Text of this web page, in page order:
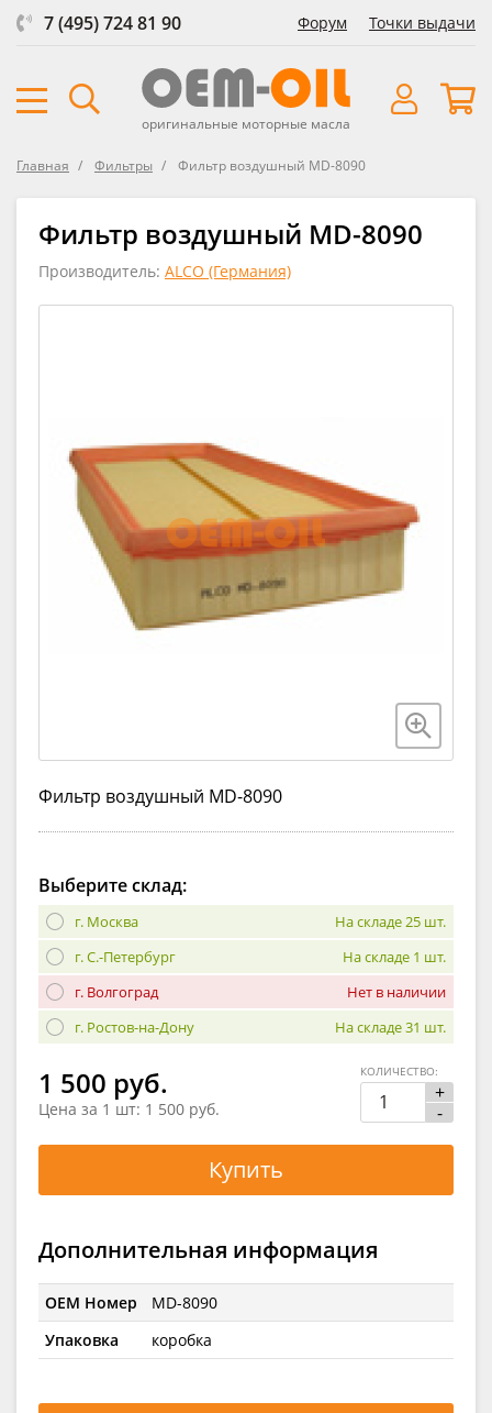
7 (495) 724 81 90 Форум Точки выдачи
оригинальные моторные масла
Главная Фильтры Фильтр воздушный MD-8090
Фильтр воздушный MD-8090
Производитель: ALCO (Германия)
Фильтр воздушный MD-8090
Выберите склад:
г. Москва
На складе 25 шт.
г. С.-Петербург
На складе 1 шт.
г. Волгоград
Нет в наличии
г. Ростов-на-Дону
На складе 31 шт.
1 500 руб.
Цена за 1 шт: 1 500 руб.
+
-
КОЛИЧЕСТВО:
Купить
Дополнительная информация
OEM Номер
MD-8090
Упаковка
коробка